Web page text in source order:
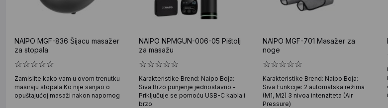
NAIPO MGF-836 Šijacu masažer
za stopala
Zamislite kako vam u ovom trenutku
masiraju stopala Ko nije sanjao o
opuštajućoj masaži nakon napornog
NAIPO NPMGUN-006-05 Pištolj
za masažu
Karakteristike Brend: Naipo Boja:
Siva Brzo punjenje jednostavno -
Priključuje se pomoću USB-C kabla i
brzo
NAIPO MGF-701 Masažer za
noge
Karakteristike Brend: Naipo Boja:
Siva Funkcije: 2 automatska režima
(M1, M2) 3 nivoa intenziteta (Air
Pressure)